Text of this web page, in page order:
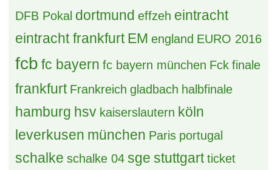
DFB Pokal dortmund effzeh eintracht
eintracht frankfurt EM england EURO 2016
fcb fc bayern fc bayern münchen Fck finale
frankfurt Frankreich gladbach halbfinale
hamburg hsv kaiserslautern köln
leverkusen münchen Paris portugal
schalke schalke 04 sge stuttgart ticket